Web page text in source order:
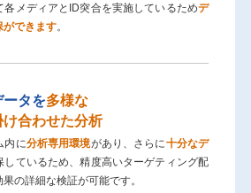
各メディアとID突合を実施しているためデ
ができます。
ータを多様な
合わせた分析
内に分析専用環境があり、さらに十分なデ
しているため、精度高いターゲティング配
の詳細な検証が可能です。